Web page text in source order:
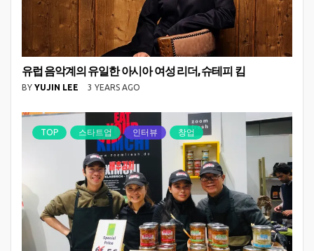
유럽 음악계의 유일한 아시아 여성 리더, 슈테피 킴
BY YUJIN LEE 3 YEARS AGO
TOP 스타트업 인터뷰 창업